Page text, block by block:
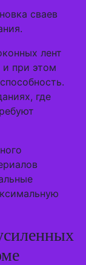
сваев
лент
и при этом
где